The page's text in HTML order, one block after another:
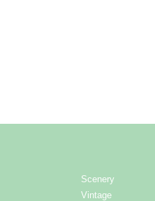
Scenery
Vintage